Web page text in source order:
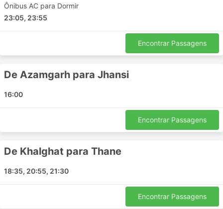
Gorakhpur
Banda
Jai Stambh Chouraha
Gwalior
Ônibus AC para Dormir
23:05, 23:55
Encontrar Passagens
De Azamgarh para Jhansi
16:00
Encontrar Passagens
De Khalghat para Thane
18:35, 20:55, 21:30
Encontrar Passagens